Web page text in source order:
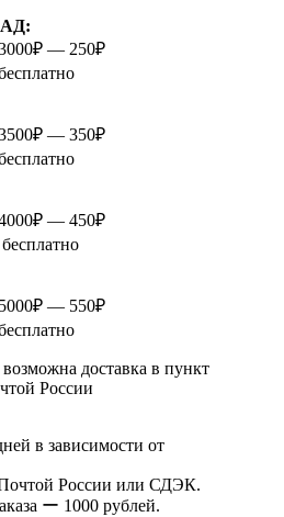
3000₽ — 250₽
3500₽ — 350₽
4000₽ — 450₽
5000₽ — 550₽
доставка в пункт
России
в зависимости от
Почтой России или СДЭК.
ー 1000 рублей.